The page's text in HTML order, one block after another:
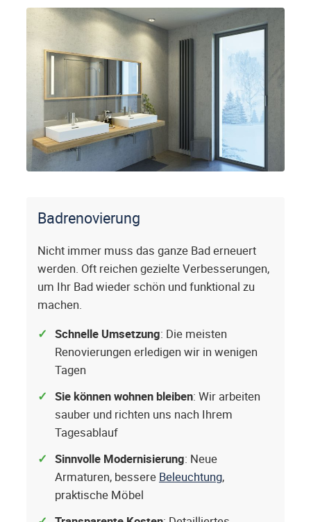
Badrenovierung
Nicht immer muss das ganze Bad erneuert
werden. Oft reichen gezielte Verbesserungen,
um Ihr Bad wieder schön und funktional zu
machen.
Schnelle Umsetzung: Die meisten
Renovierungen erledigen wir in wenigen
Tagen
Sie können wohnen bleiben: Wir arbeiten
sauber und richten uns nach Ihrem
Tagesablauf
Sinnvolle Modernisierung: Neue
Armaturen, bessere Beleuchtung,
praktische Möbel